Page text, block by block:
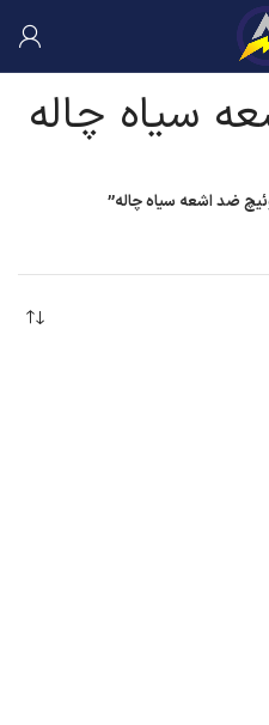
سیاه چاله
ضد اشعه سیاه چاله”